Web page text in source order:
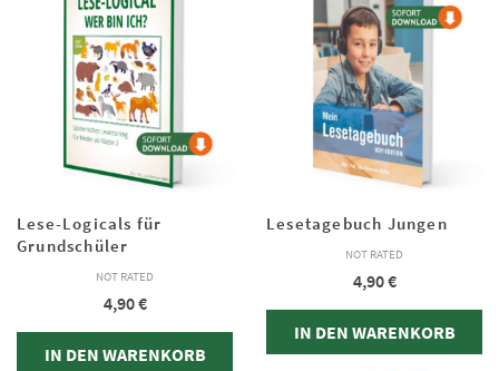
Lese-Logicals für
Grundschüler
NOT RATED
4,90€
IN DEN WARENKORB
Lesetagebuch Jungen
NOT RATED
4,90€
IN DEN WARENKORB